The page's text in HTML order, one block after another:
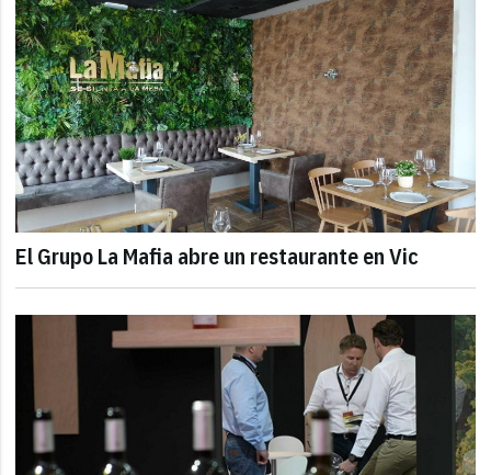
El Grupo La Mafia abre un restaurante en Vic